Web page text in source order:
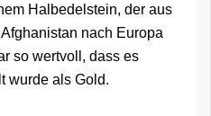
Halbedelstein, der aus
nach Europa
so wertvoll, dass es
wurde als Gold.